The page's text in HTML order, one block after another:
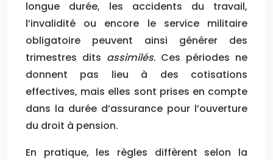
longue durée, les accidents du travail,
l’invalidité ou encore le service militaire
obligatoire peuvent ainsi générer des
trimestres dits assimilés. Ces périodes ne
donnent pas lieu à des cotisations
effectives, mais elles sont prises en compte
dans la durée d’assurance pour l’ouverture
du droit à pension.
En pratique, les règles diffèrent selon la